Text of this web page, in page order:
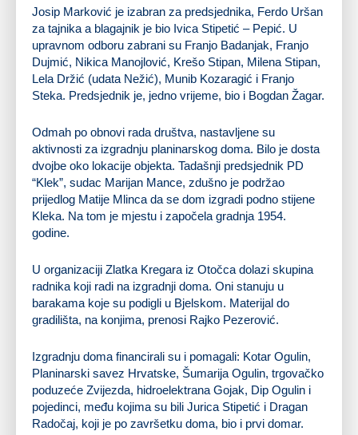
Josip Marković je izabran za predsjednika, Ferdo Uršan
za tajnika a blagajnik je bio Ivica Stipetić – Pepić. U
upravnom odboru zabrani su Franjo Badanjak, Franjo
Dujmić, Nikica Manojlović, Krešo Stipan, Milena Stipan,
Lela Držić (udata Nežić), Munib Kozaragić i Franjo
Steka. Predsjednik je, jedno vrijeme, bio i Bogdan Žagar.
Odmah po obnovi rada društva, nastavljene su
aktivnosti za izgradnju planinarskog doma. Bilo je dosta
dvojbe oko lokacije objekta. Tadašnji predsjednik PD
“Klek”, sudac Marijan Mance, zdušno je podržao
prijedlog Matije Mlinca da se dom izgradi podno stijene
Kleka. Na tom je mjestu i započela gradnja 1954.
godine.
U organizaciji Zlatka Kregara iz Otočca dolazi skupina
radnika koji radi na izgradnji doma. Oni stanuju u
barakama koje su podigli u Bjelskom. Materijal do
gradilišta, na konjima, prenosi Rajko Pezerović.
Izgradnju doma financirali su i pomagali: Kotar Ogulin,
Planinarski savez Hrvatske, Šumarija Ogulin, trgovačko
poduzeće Zvijezda, hidroelektrana Gojak, Dip Ogulin i
pojedinci, među kojima su bili Jurica Stipetić i Dragan
Radočaj, koji je po završetku doma, bio i prvi domar.